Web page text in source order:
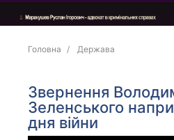
Головна Держава
Звернення
Зеленського
дня війни